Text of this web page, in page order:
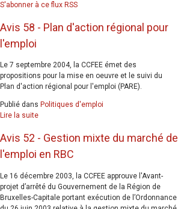
S'abonner à ce flux RSS
Avis 58 - Plan d'action régional pour
l'emploi
Le 7 septembre 2004, la CCFEE émet des
propositions pour la mise en oeuvre et le suivi du
Plan d'action régional pour l'emploi (PARE).
Publié dans Politiques d'emploi
Lire la suite
Avis 52 - Gestion mixte du marché de
l'emploi en RBC
Le 16 décembre 2003, la CCFEE approuve l'Avant-
projet d’arrêté du Gouvernement de la Région de
Bruxelles-Capitale portant exécution de l’Ordonnance